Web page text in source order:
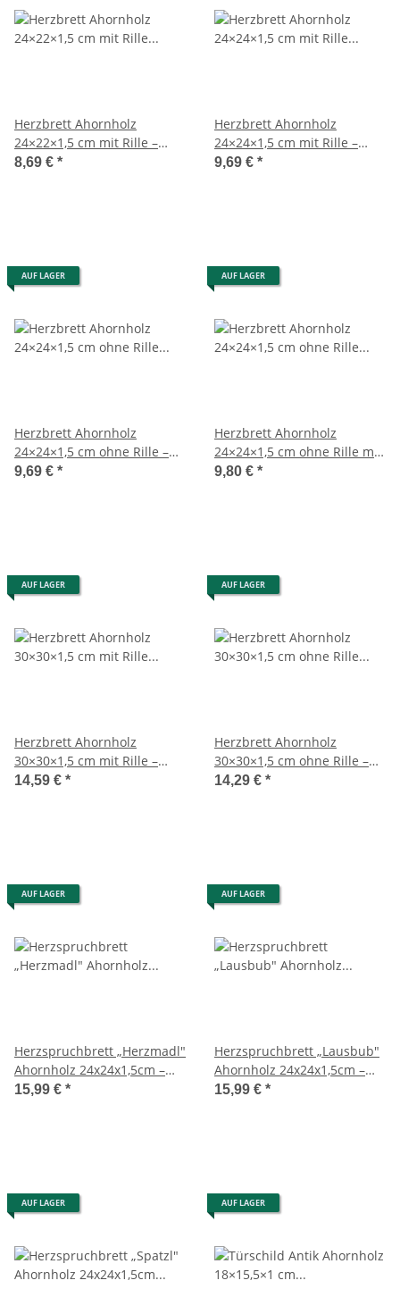
Herzbrett Ahornholz
24×22×1,5 cm mit Rille –
handgefertigt
8,69 € *
Herzbrett Ahornholz
24×24×1,5 cm mit Rille –
handgefertigt
9,69 € *
AUF LAGER
Herzbrett Ahornholz
24×24×1,5 cm ohne Rille –
handgefertigt
9,69 € *
AUF LAGER
Herzbrett Ahornholz
24×24×1,5 cm ohne Rille mit
Loch – handgefertigt
9,80 € *
AUF LAGER
Herzbrett Ahornholz
30×30×1,5 cm mit Rille –
handgefertigt
14,59 € *
AUF LAGER
Herzbrett Ahornholz
30×30×1,5 cm ohne Rille –
handgefertigt
14,29 € *
AUF LAGER
Herzspruchbrett „Herzmadl"
Ahornholz 24x24x1,5cm –
handgefertigt
15,99 € *
AUF LAGER
Herzspruchbrett „Lausbub"
Ahornholz 24x24x1,5cm –
handgefertigt
15,99 € *
AUF LAGER AUF LAGER